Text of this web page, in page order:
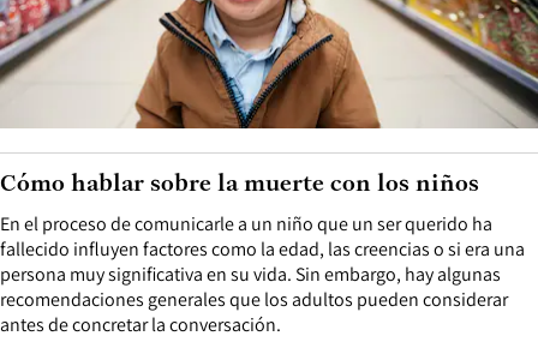
En el proceso de comunicarle a un niño que un ser querido ha
fallecido influyen factores como la edad, las creencias o si era una
persona muy significativa en su vida. Sin embargo, hay algunas
recomendaciones generales que los adultos pueden considerar
antes de concretar la conversación.
Cómo hablar sobre la muerte con los niños